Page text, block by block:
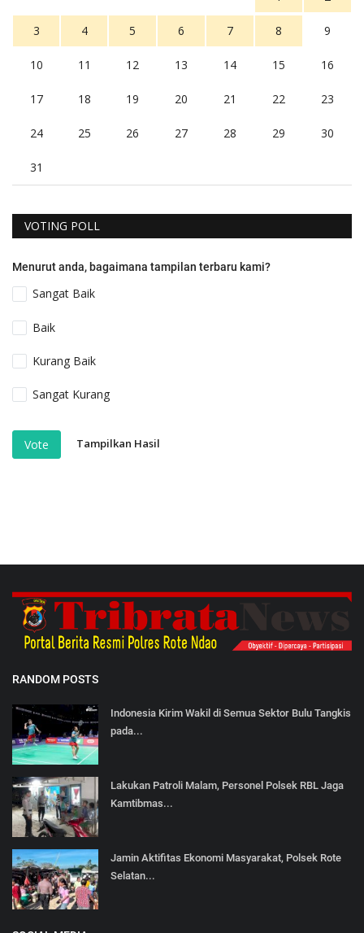
3 4 5 6 7 8 9
10 11 12 13 14 15 16
17 18 19 20 21 22 23
24 25 26 27 28 29 30
31
VOTING POLL
Menurut anda, bagaimana tampilan terbaru kami?
Sangat Baik
Baik
Kurang Baik
Sangat Kurang
Vote Tampilkan Hasil
RANDOM POSTS
Indonesia Kirim Wakil di Semua Sektor Bulu Tangkis
pada...
Lakukan Patroli Malam, Personel Polsek RBL Jaga
Kamtibmas...
Jamin Aktifitas Ekonomi Masyarakat, Polsek Rote
Selatan...